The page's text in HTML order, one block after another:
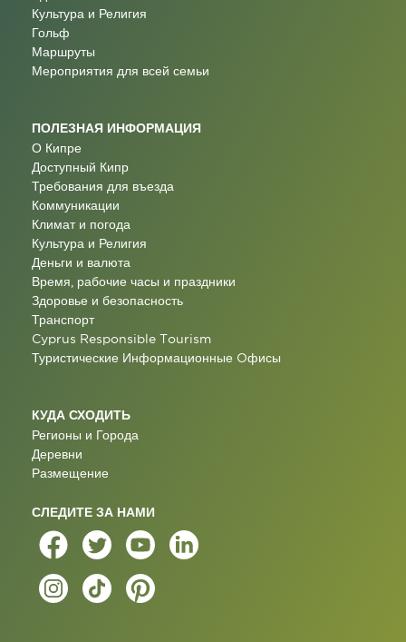
Культура и Религия
Гольф
Маршруты
Мероприятия для всей семьи
ПОЛЕЗНАЯ ИНФОРМАЦИЯ
О Кипре
Доступный Кипр
Требования для въезда
Коммуникации
Климат и погода
Культура и Религия
Деньги и валюта
Время, рабочие часы и праздники
Здоровье и безопасность
Транспорт
Cyprus Responsible Tourism
Туристические Информационные Oфисы
КУДА СХОДИТЬ
Регионы и Города
Деревни
Размещение
СЛЕДИТЕ ЗА НАМИ